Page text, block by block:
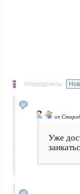
Упорядочить:
от
Уже